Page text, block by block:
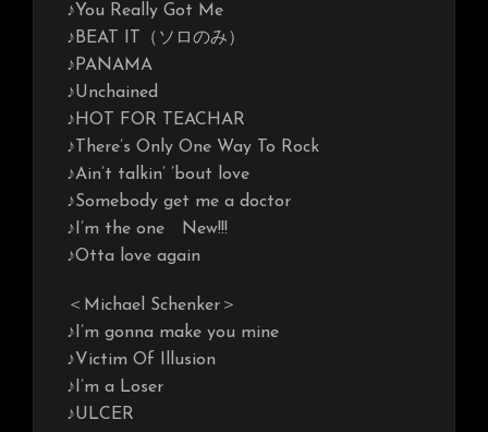
♪You Really Got Me
♪BEAT IT（ソロのみ）
♪PANAMA
♪Unchained
♪HOT FOR TEACHAR
♪There’s Only One Way To Rock
♪Ain’t talkin’ ’bout love
♪Somebody get me a doctor
♪I’m the one New!!!
♪Otta love again
＜Michael Schenker＞
♪I’m gonna make you mine
♪Victim Of Illusion
♪I’m a Loser
♪ULCER